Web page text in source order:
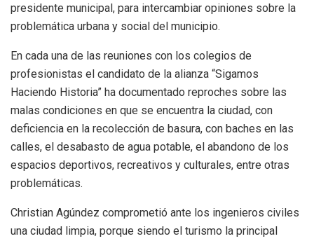
presidente municipal, para intercambiar opiniones sobre la
problemática urbana y social del municipio.
En cada una de las reuniones con los colegios de
profesionistas el candidato de la alianza “Sigamos
Haciendo Historia” ha documentado reproches sobre las
malas condiciones en que se encuentra la ciudad, con
deficiencia en la recolección de basura, con baches en las
calles, el desabasto de agua potable, el abandono de los
espacios deportivos, recreativos y culturales, entre otras
problemáticas.
Christian Agúndez comprometió ante los ingenieros civiles
una ciudad limpia, porque siendo el turismo la principal